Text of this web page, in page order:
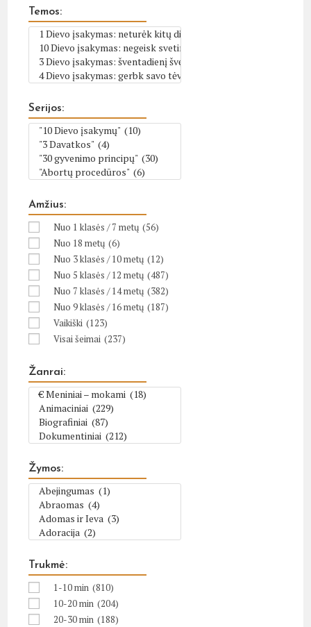
Temos:
Serijos:
Amžius:
Nuo 1 klasės / 7 metų (56)
Nuo 18 metų (6)
Nuo 3 klasės / 10 metų (12)
Nuo 5 klasės / 12 metų (487)
Nuo 7 klasės / 14 metų (382)
Nuo 9 klasės / 16 metų (187)
Vaikiški (123)
Visai šeimai (237)
Žanrai:
Žymos:
Trukmė:
1-10 min (810)
10-20 min (204)
20-30 min (188)